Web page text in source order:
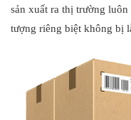
sản xuất ra thị trường
tượng riêng biệt không bị